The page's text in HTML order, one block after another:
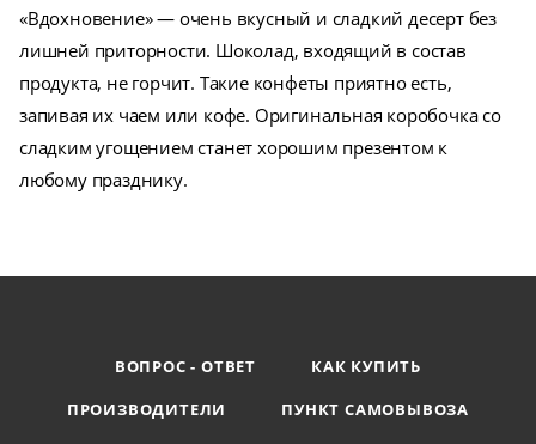
«Вдохновение» — очень вкусный и сладкий десерт без
лишней приторности. Шоколад, входящий в состав
продукта, не горчит. Такие конфеты приятно есть,
запивая их чаем или кофе. Оригинальная коробочка со
сладким угощением станет хорошим презентом к
любому празднику.
ВОПРОС - ОТВЕТ
КАК КУПИТЬ
ПРОИЗВОДИТЕЛИ
ПУНКТ САМОВЫВОЗА